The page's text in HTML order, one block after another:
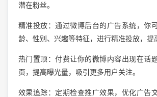
潜在粉丝。
精准投放：通过微博后台的广告系统，你
龄、性别、兴趣等特征，进行精准投放，提
热门置顶：付费让你的微博内容出现在话
页，提高曝光量，吸引更多用户关注。
效果追踪：定期检查推广效果，优化广告